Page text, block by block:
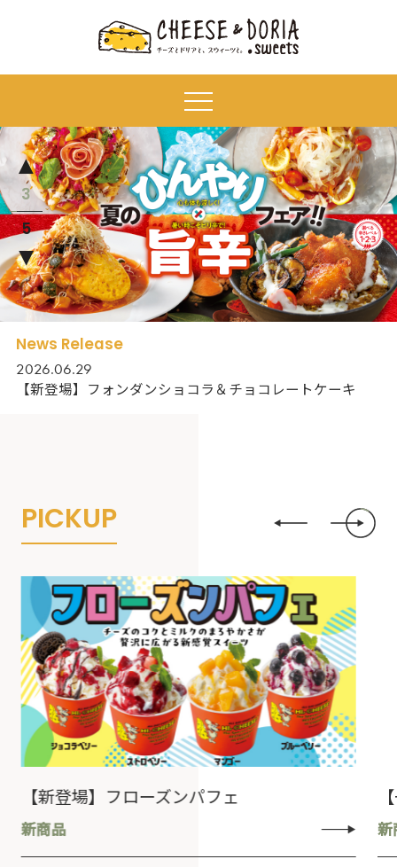
1
2
3
4
5
News Release
2026.06.29
【新登場】フォンダンショコラ＆チョコレートケーキ
PICKUP
【新登場】フローズンパフェ
新商品 新